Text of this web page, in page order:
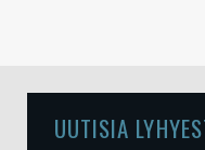
UUTISIA